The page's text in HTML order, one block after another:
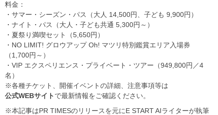
料金：
・サマー・シーズン・パス（大人 14,500円、子ども 9,900円）
・ナイト・パス（大人・子ども共通 5,300円～）
・夏祭り満喫セット（5,650円）
・NO LIMIT! グロウアップ Oh! マツリ特別鑑賞エリア入場券
（1,700円～）
・VIP エクスペリエンス・プライベート・ツアー（949,800円／4
名）
※各種チケット、開催イベントの詳細、注意事項等は
公式WEBサイト で最新情報をご確認ください。
※本記事はPR TIMESのリリースを元にE START AIライターが執筆